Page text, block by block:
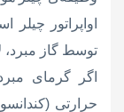
اواپراتور
توسط گاز مبرد،
اگر گرمای
حرارتی